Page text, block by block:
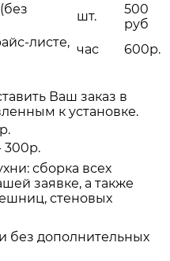
шт.
500
руб
листе, час
600р.
Ваш заказ в
к установке.
300р.
сборка всех
заявке, а также
стеновых
без дополнительных